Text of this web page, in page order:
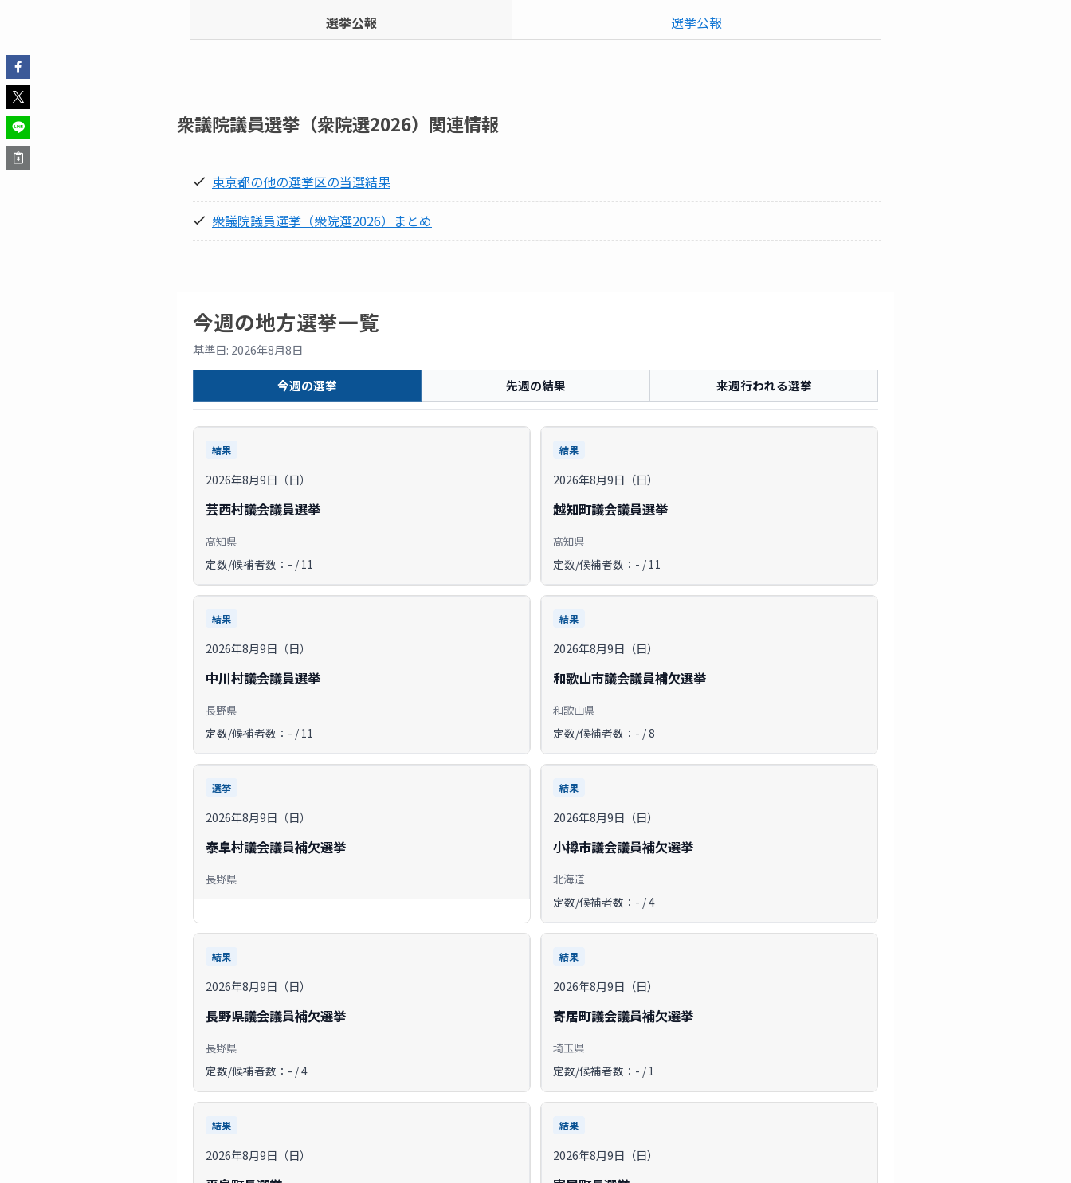
選挙公報
選挙公報
衆議院議員選挙（衆院選2026） 関連情報
東京都の他の選挙区の当選結果
衆議院議員選挙（衆院選2026）まとめ
今週の地方選挙一覧
基準日: 2026年8月8日
今週の選挙 先週の結果 来週行われる選挙
結果
2026年8月9日（日）
芸西村議会議員選挙
高知県
定数/候補者数：- / 11
結果
2026年8月9日（日）
越知町議会議員選挙
高知県
定数/候補者数：- / 11
結果
2026年8月9日（日）
中川村議会議員選挙
長野県
定数/候補者数：- / 11
結果
2026年8月9日（日）
和歌山市議会議員補欠選挙
和歌山県
定数/候補者数：- / 8
選挙
2026年8月9日（日）
泰阜村議会議員補欠選挙
長野県
結果
2026年8月9日（日）
小樽市議会議員補欠選挙
北海道
定数/候補者数：- / 4
結果
2026年8月9日（日）
長野県議会議員補欠選挙
長野県
定数/候補者数：- / 4
結果
2026年8月9日（日）
寄居町議会議員補欠選挙
埼玉県
定数/候補者数：- / 1
結果
2026年8月9日（日）
結果
2026年8月9日（日）